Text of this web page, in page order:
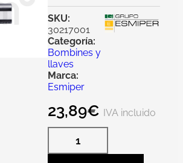
SKU:
30217001
Categoría:
Bombines y
llaves
Marca:
Esmiper
23,89€ IVA incluido